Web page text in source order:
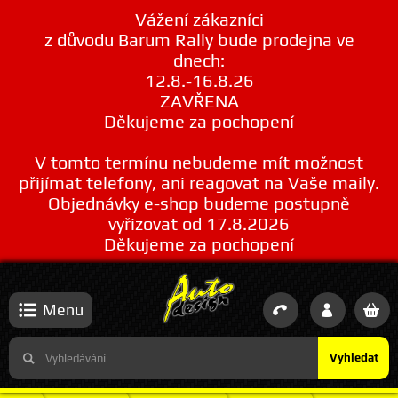
Vážení zákazníci
z důvodu Barum Rally bude prodejna ve
dnech:
12.8.-16.8.26
ZAVŘENA
Děkujeme za pochopení
V tomto termínu nebudeme mít možnost
přijímat telefony, ani reagovat na Vaše maily.
Objednávky e-shop budeme postupně
vyřizovat od 17.8.2026
Děkujeme za pochopení
Vyhledat
Menu